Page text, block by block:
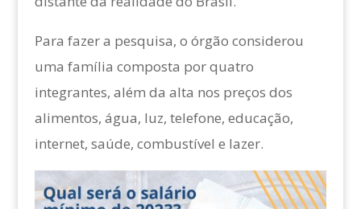
Para fazer a pesquisa, o órgão considerou
uma família composta por quatro
integrantes, além da alta nos preços dos
alimentos, água, luz, telefone, educação,
internet, saúde, combustível e lazer.